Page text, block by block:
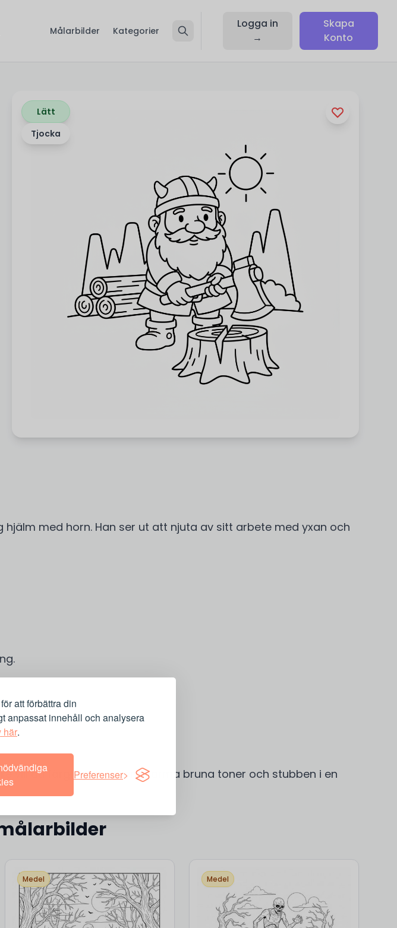
att förbättra din
anpassat innehåll och analysera
här.
Preferenser
Målarbilder Kategorier
Logga in
→
Skapa
Konto
Lätt
Tjocka
med horn. Han ser ut att njuta av sitt arbete med yxan och
vill du färglägga veden i varma bruna toner och stubben i en
Medel Medel